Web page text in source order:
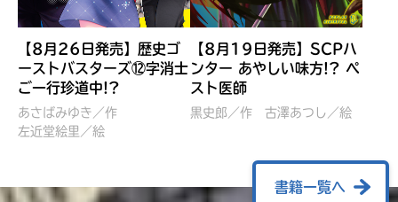
ぼくたちのマインクラフト
冒険記 エンチャント剣
VS暴走モブ
営委員会／協力
レッツゴー！まいぜんシス
ターズ とつぜん、王様に
佐久間さのすけ／絵
【8月26日発売】歴史ゴ
ーストバスターズ⑫字消士
ご一行珍道中!?
あさばみゆき／作
左近堂絵里／絵
【8月19日発売】SCPハ
ンター あやしい味方!? ペ
スト医師
黒史郎／作 古澤あつし／絵
書籍一覧へ